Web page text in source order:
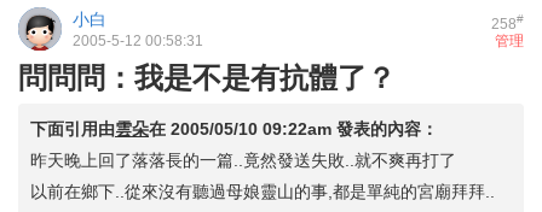
258#
小白
管理
2005-5-12 00:58:31
問問問：我是不是有抗體了？
下面引用由雲朵在 2005/05/10 09:22am 發表的內容：
昨天晚上回了落落長的一篇..竟然發送失敗..就不爽再打了
以前在鄉下..從來沒有聽過母娘靈山的事,都是單純的宮廟拜拜..